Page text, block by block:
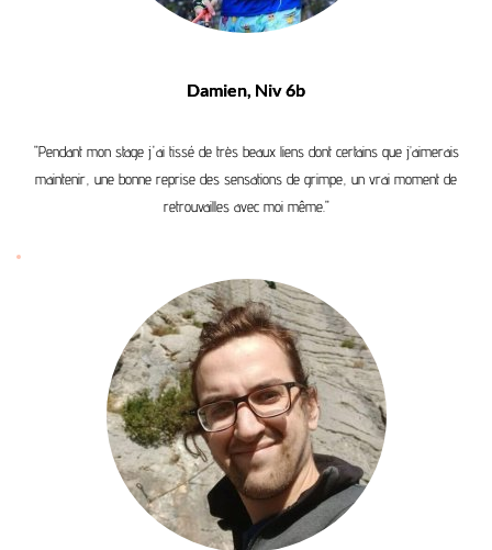
Damien, Niv 6b
"Pendant mon stage j'ai tissé de très beaux liens dont certains que j’aimerais
maintenir, une bonne reprise des sensations de grimpe, un vrai moment de
retrouvailles avec moi même."